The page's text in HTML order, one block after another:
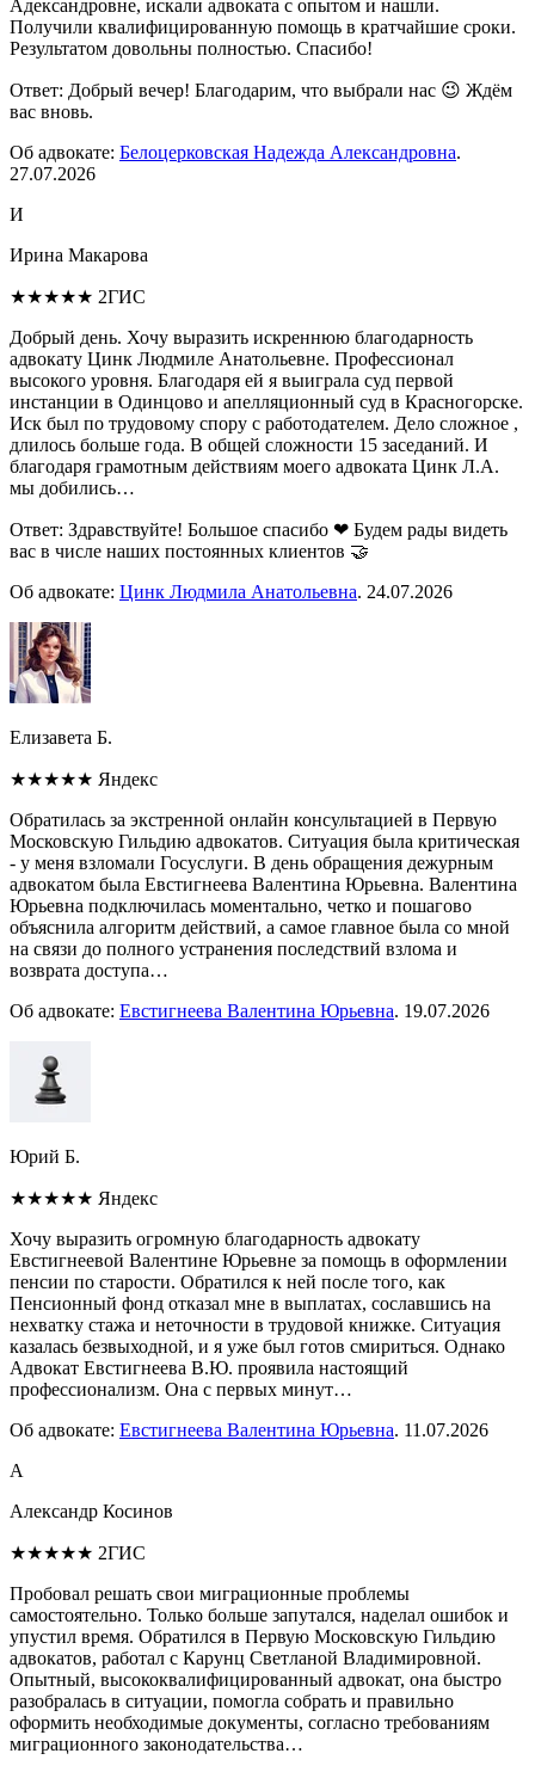
Адександровне, искали адвоката с опытом и нашли.
Получили квалифицированную помощь в кратчайшие сроки.
Результатом довольны полностью. Спасибо!
Ответ: Добрый вечер! Благодарим, что выбрали нас 😉 Ждём
вас вновь.
Об адвокате: Белоцерковская Надежда Александровна.
27.07.2026
И
Ирина Макарова
★★★★★ 2ГИС
Добрый день. Хочу выразить искреннюю благодарность
адвокату Цинк Людмиле Анатольевне. Профессионал
высокого уровня. Благодаря ей я выиграла суд первой
инстанции в Одинцово и апелляционный суд в Красногорске.
Иск был по трудовому спору с работодателем. Дело сложное ,
длилось больше года. В общей сложности 15 заседаний. И
благодаря грамотным действиям моего адвоката Цинк Л.А.
мы добились…
Ответ: Здравствуйте! Большое спасибо ❤ Будем рады видеть
вас в числе наших постоянных клиентов 🤝
Об адвокате: Цинк Людмила Анатольевна. 24.07.2026
Елизавета Б.
★★★★★ Яндекс
Обратилась за экстренной онлайн консультацией в Первую
Московскую Гильдию адвокатов. Ситуация была критическая
- у меня взломали Госуслуги. В день обращения дежурным
адвокатом была Евстигнеева Валентина Юрьевна. Валентина
Юрьевна подключилась моментально, четко и пошагово
объяснила алгоритм действий, а самое главное была со мной
на связи до полного устранения последствий взлома и
возврата доступа…
Об адвокате: Евстигнеева Валентина Юрьевна. 19.07.2026
Юрий Б.
★★★★★ Яндекс
Хочу выразить огромную благодарность адвокату
Евстигнеевой Валентине Юрьевне за помощь в оформлении
пенсии по старости. Обратился к ней после того, как
Пенсионный фонд отказал мне в выплатах, сославшись на
нехватку стажа и неточности в трудовой книжке. Ситуация
казалась безвыходной, и я уже был готов смириться. Однако
Адвокат Евстигнеева В.Ю. проявила настоящий
профессионализм. Она с первых минут…
Об адвокате: Евстигнеева Валентина Юрьевна. 11.07.2026
А
Александр Косинов
★★★★★ 2ГИС
Пробовал решать свои миграционные проблемы
самостоятельно. Только больше запутался, наделал ошибок и
упустил время. Обратился в Первую Московскую Гильдию
адвокатов, работал с Карунц Светланой Владимировной.
Опытный, высококвалифицированный адвокат, она быстро
разобралась в ситуации, помогла собрать и правильно
оформить необходимые документы, согласно требованиям
миграционного законодательства…